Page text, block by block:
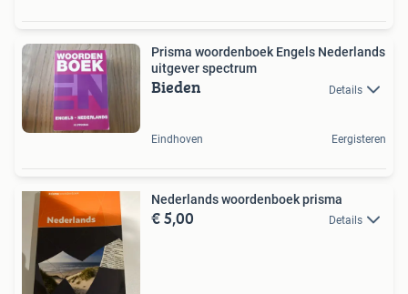
Prisma woordenboek Engels Nederlands
uitgever spectrum
Bieden Details
Eindhoven Eergisteren
Nederlands woordenboek prisma
€ 5,00 Details